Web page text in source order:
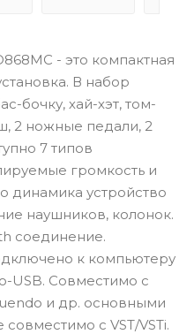
- это компактная
В набор
бочку, хай-хэт, том-
2 ножные педали, 2
7 типов
громкость и
динамика устройство
наушников, колонок.
соединение.
к компьютеру
USB. Совместимо с
и др. основными
с VST/VSTi.